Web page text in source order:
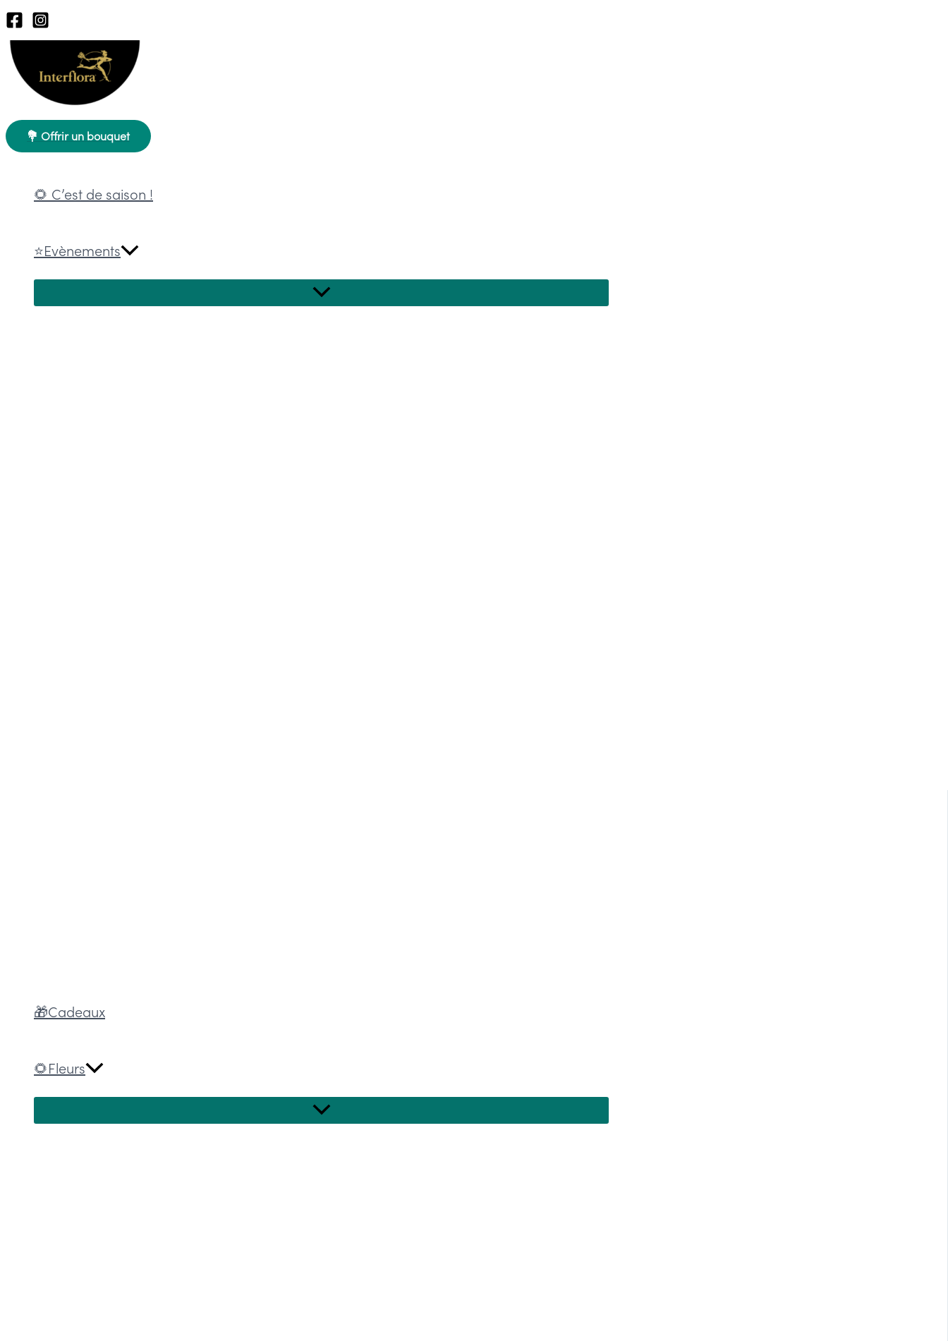
Aller
au
contenu
💐 Offrir un bouquet
🌻 C’est de saison !
⭐Evènements
🎁Cadeaux
🌻Fleurs